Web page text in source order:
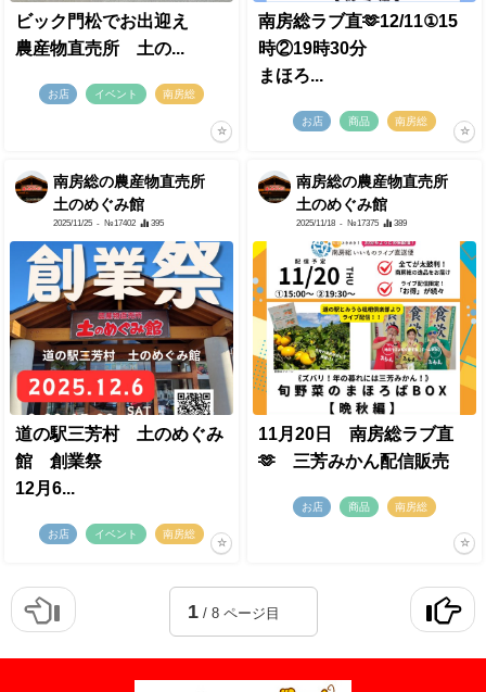
ビック門松でお出迎え
農産物直売所 土の...
お店 イベント 南房総
南房総ラブ直🫶12/11①15
時②19時30分
まほろ...
お店 商品 南房総
南房総の農産物直売所
土のめぐみ館
2025/11/25 - №17402 395
道の駅三芳村 土のめぐみ
館 創業祭
12月6...
お店 イベント 南房総
南房総の農産物直売所
土のめぐみ館
2025/11/18 - №17375 389
11月20日 南房総ラブ直
🫶 三芳みかん配信販売
お店 商品 南房総
1/ 8 ページ目